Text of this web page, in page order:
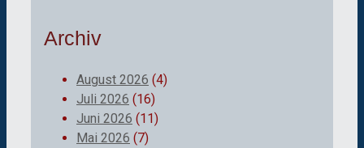
Archiv
August 2026 (4)
Juli 2026 (16)
Juni 2026 (11)
Mai 2026 (7)